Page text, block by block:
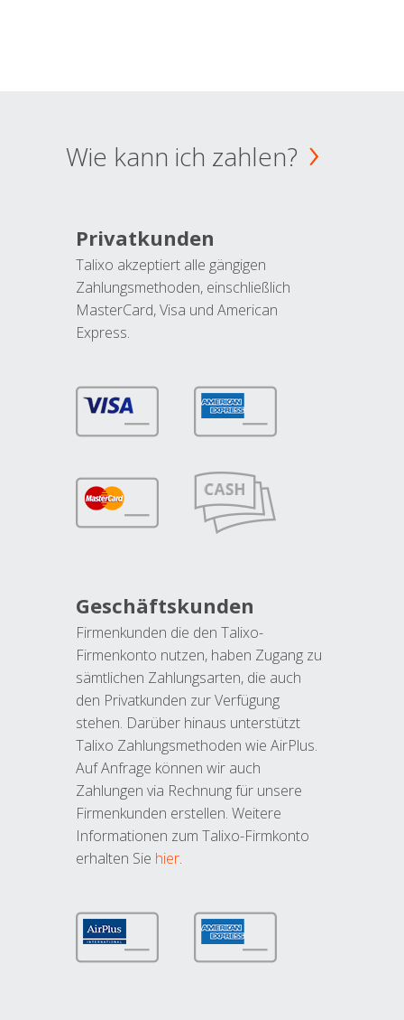
Wie kann ich zahlen?
Privatkunden
Talixo akzeptiert alle gängigen
Zahlungsmethoden, einschließlich
MasterCard, Visa und American
Express.
Geschäftskunden
Firmenkunden die den Talixo-
Firmenkonto nutzen, haben Zugang zu
sämtlichen Zahlungsarten, die auch
den Privatkunden zur Verfügung
stehen. Darüber hinaus unterstützt
Talixo Zahlungsmethoden wie AirPlus.
Auf Anfrage können wir auch
Zahlungen via Rechnung für unsere
Firmenkunden erstellen. Weitere
Informationen zum Talixo-Firmkonto
erhalten Sie hier.